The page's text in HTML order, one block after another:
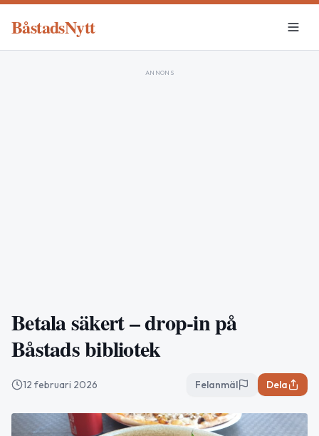
BåstadsNytt
ANNONS
Betala säkert – drop-in på
Båstads bibliotek
12 februari 2026 Felanmäl Dela